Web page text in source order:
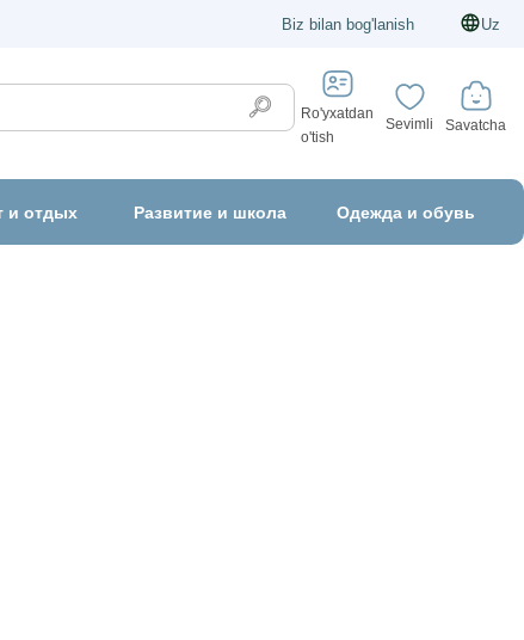
Biz bilan bog'lanish Uz
Ro'yxatdan
o'tish
Sevimli Savatcha
и отдых Развитие и школа Одежда и обувь